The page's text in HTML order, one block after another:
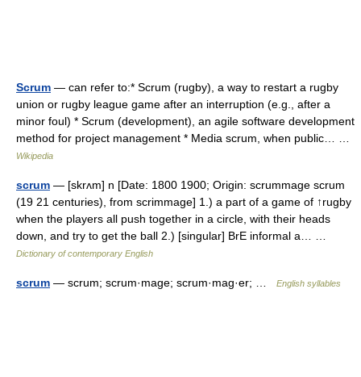
Scrum — can refer to:* Scrum (rugby), a way to restart a rugby
union or rugby league game after an interruption (e.g., after a
minor foul) * Scrum (development), an agile software development
method for project management * Media scrum, when public… …
Wikipedia
scrum — [skrʌm] n [Date: 1800 1900; Origin: scrummage scrum
(19 21 centuries), from scrimmage] 1.) a part of a game of ↑rugby
when the players all push together in a circle, with their heads
down, and try to get the ball 2.) [singular] BrE informal a… …
Dictionary of contemporary English
scrum — scrum; scrum·mage; scrum·mag·er; … English syllables